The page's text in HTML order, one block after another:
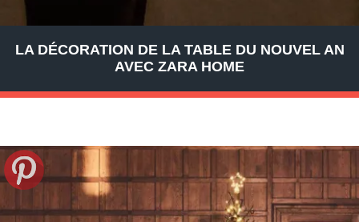
LA DÉCORATION DE LA TABLE DU NOUVEL AN
AVEC ZARA HOME